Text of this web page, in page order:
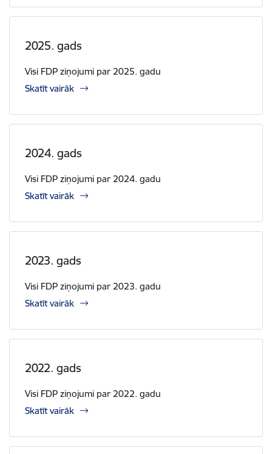
2025. gads
Visi FDP ziņojumi par 2025. gadu
Skatīt vairāk
2024. gads
Visi FDP ziņojumi par 2024. gadu
Skatīt vairāk
2023. gads
Visi FDP ziņojumi par 2023. gadu
Skatīt vairāk
2022. gads
Visi FDP ziņojumi par 2022. gadu
Skatīt vairāk